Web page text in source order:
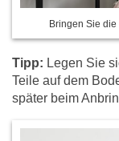
Bringen Sie
Tipp: Legen Sie
Teile auf dem
später beim